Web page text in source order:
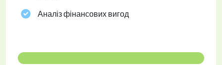
Аналіз фінансових вигод